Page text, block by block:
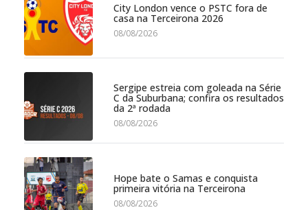
City London vence o PSTC fora de
casa na Terceirona 2026
08/08/2026
Sergipe estreia com goleada na Série
C da Suburbana; confira os resultados
da 2ª rodada
08/08/2026
Hope bate o Samas e conquista
primeira vitória na Terceirona
08/08/2026